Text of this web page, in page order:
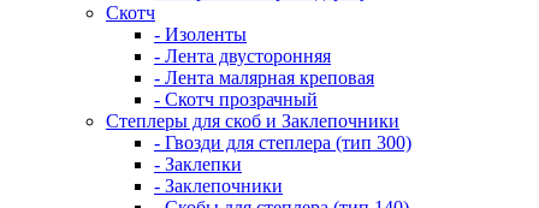
Скотч
- Изоленты
- Лента двусторонняя
- Лента малярная креповая
- Скотч прозрачный
Степлеры для скоб и Заклепочники
- Гвозди для степлера (тип 300)
- Заклепки
- Заклепочники